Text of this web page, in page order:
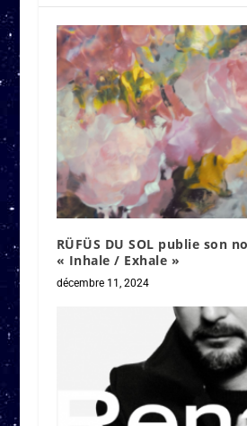
RÜFÜS DU SOL publie son
« Inhale / Exhale »
décembre 11, 2024